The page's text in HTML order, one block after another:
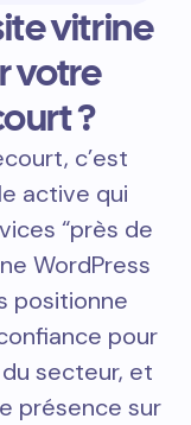
vitrine
votre
?
c’est
active qui
“près de
WordPress
positionne
pour
secteur, et
présence sur